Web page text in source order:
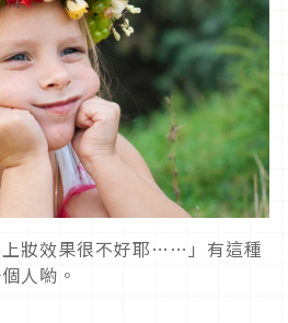
上妝效果很不好耶……」有這種
人喲。